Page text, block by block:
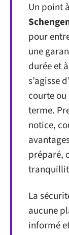
Un point
pour
une
durée et
s’agisse
courte
terme.
notice,
préparé,
La
aucune
informé